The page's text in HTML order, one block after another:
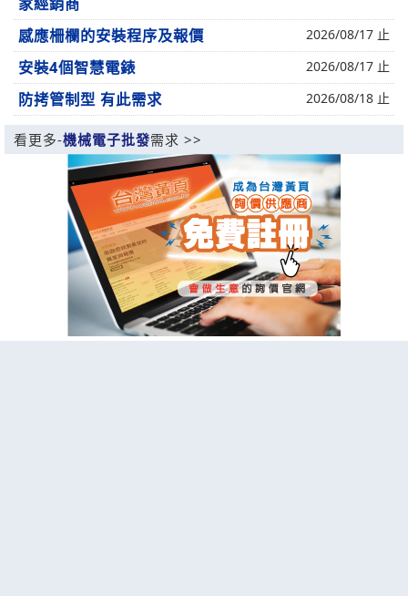
感應柵欄的安裝程序及報價 2026/08/17 止
安裝4個智慧電錶 2026/08/17 止
防拷管制型 有此需求 2026/08/18 止
看更多-機械電子批發需求 >>